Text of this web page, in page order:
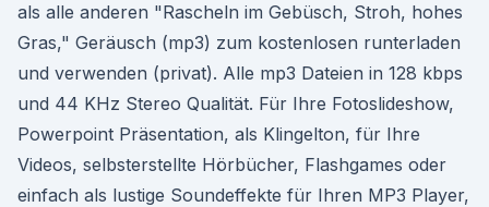
als alle anderen "Rascheln im Gebüsch, Stroh, hohes
Gras," Geräusch (mp3) zum kostenlosen runterladen
und verwenden (privat). Alle mp3 Dateien in 128 kbps
und 44 KHz Stereo Qualität. Für Ihre Fotoslideshow,
Powerpoint Präsentation, als Klingelton, für Ihre
Videos, selbsterstellte Hörbücher, Flashgames oder
einfach als lustige Soundeffekte für Ihren MP3 Player,